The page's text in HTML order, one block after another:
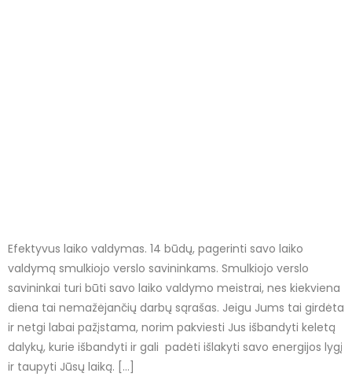
Efektyvus laiko valdymas. 14 būdų, pagerinti savo laiko
valdymą smulkiojo verslo savininkams. Smulkiojo verslo
savininkai turi būti savo laiko valdymo meistrai, nes kiekviena
diena tai nemažėjančių darbų sąrašas. Jeigu Jums tai girdėta
ir netgi labai pažįstama, norim pakviesti Jus išbandyti keletą
dalykų, kurie išbandyti ir gali padėti išlakyti savo energijos lygį
ir taupyti Jūsų laiką. […]